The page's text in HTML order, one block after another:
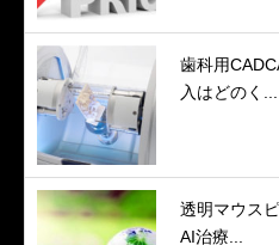
歯科用
入はどのく...
透明マウス
AI治療...